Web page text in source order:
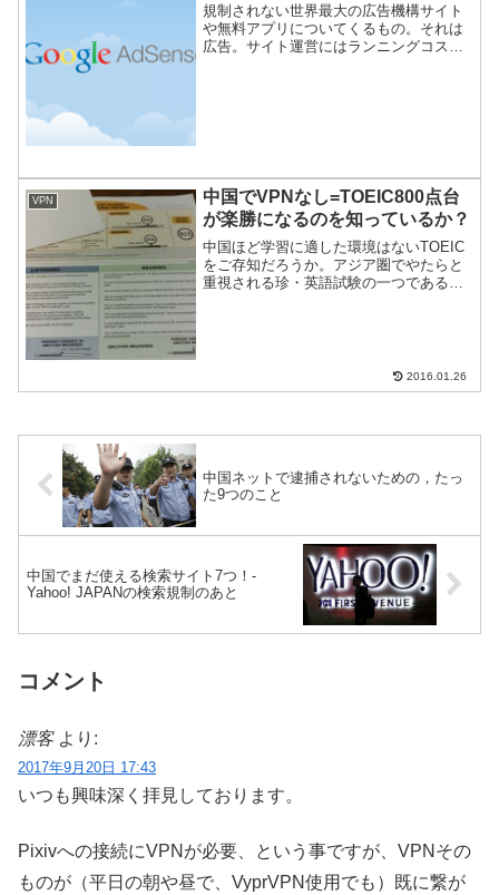
規制されない世界最大の広告機構サイト
や無料アプリについてくるもの。それは
広告。サイト運営にはランニングコスト
VPN
中国でVPNなし=TOEIC800点台
が楽勝になるのを知っているか？
中国ほど学習に適した環境はないTOEIC
をご存知だろうか。アジア圏でやたらと
重視される珍・英語試験の一つである。
2016.01.26
中国ネットで逮捕されないための，たっ
た9つのこと
中国でまだ使える検索サイト7つ！-
Yahoo! JAPANの検索規制のあと
コメント
漂客 より:
2017年9月20日 17:43
いつも興味深く拝見しております。
Pixivへの接続にVPNが必要、という事ですが、VPNその
ものが（平日の朝や昼で、VyprVPN使用でも）既に繋が